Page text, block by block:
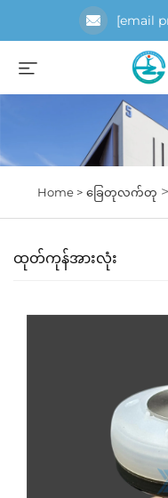
[email
Home > ခြေတုလက်တု >
ထုတ်ကုန်အားလုံး